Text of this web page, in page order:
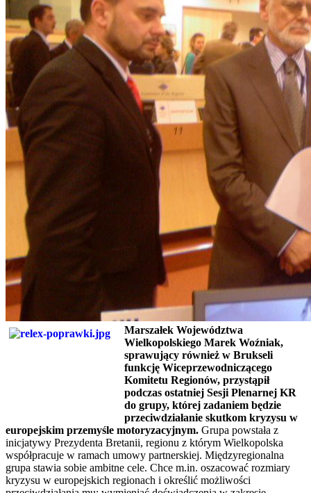
Marszałek Województwa
Wielkopolskiego Marek Woźniak,
sprawujący również w Brukseli
funkcję Wiceprzewodniczącego
Komitetu Regionów, przystąpił
podczas ostatniej Sesji Plenarnej KR
do grupy, której zadaniem będzie
przeciwdziałanie skutkom kryzysu w
europejskim przemyśle motoryzacyjnym. Grupa powstała z
inicjatywy Prezydenta Bretanii, regionu z którym Wielkopolska
współpracuje w ramach umowy partnerskiej. Międzyregionalna
grupa stawia sobie ambitne cele. Chce m.in. oszacować rozmiary
kryzysu w europejskich regionach i określić możliwości